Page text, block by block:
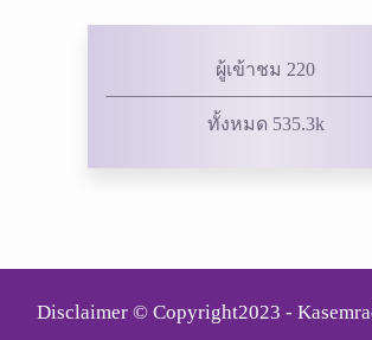
ผู้เข้าชม 220
ทั้งหมด 535.3k
Disclaimer © Copyright2023 -